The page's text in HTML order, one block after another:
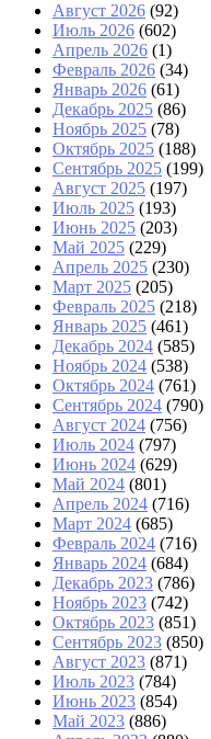
Август 2026 (92)
Июль 2026 (602)
Апрель 2026 (1)
Февраль 2026 (34)
Январь 2026 (61)
Декабрь 2025 (86)
Ноябрь 2025 (78)
Октябрь 2025 (188)
Сентябрь 2025 (199)
Август 2025 (197)
Июль 2025 (193)
Июнь 2025 (203)
Май 2025 (229)
Апрель 2025 (230)
Март 2025 (205)
Февраль 2025 (218)
Январь 2025 (461)
Декабрь 2024 (585)
Ноябрь 2024 (538)
Октябрь 2024 (761)
Сентябрь 2024 (790)
Август 2024 (756)
Июль 2024 (797)
Июнь 2024 (629)
Май 2024 (801)
Апрель 2024 (716)
Март 2024 (685)
Февраль 2024 (716)
Январь 2024 (684)
Декабрь 2023 (786)
Ноябрь 2023 (742)
Октябрь 2023 (851)
Сентябрь 2023 (850)
Август 2023 (871)
Июль 2023 (784)
Июнь 2023 (854)
Май 2023 (886)